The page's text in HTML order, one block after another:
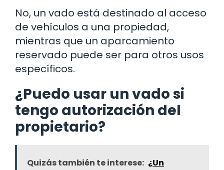
No, un vado está destinado al acceso
de vehículos a una propiedad,
mientras que un aparcamiento
reservado puede ser para otros usos
específicos.
¿Puedo usar un vado si
tengo autorización del
propietario?
Quizás también te interese: ¿Un